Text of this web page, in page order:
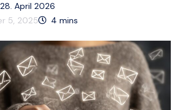
April 2026
5, 2025 4 mins